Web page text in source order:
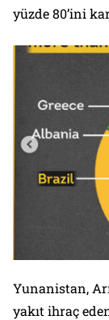
yüzde 80’ini
Yunanistan,
yakıt ihraç